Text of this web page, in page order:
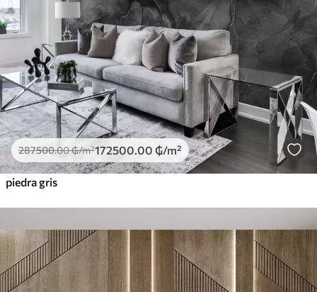
287500.00₲/m²172500 .00 ₲/m²
piedra gris